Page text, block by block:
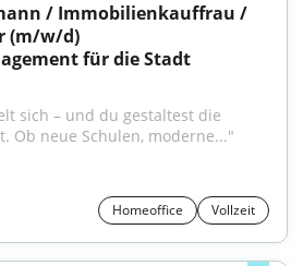
/ Immobilienkauffrau /
(m/w/d)
sich – und du gestaltest die
Ob neue Schulen, moderne..."
Homeoffice Vollzeit